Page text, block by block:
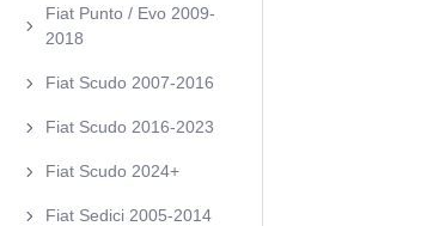
Fiat Punto / Evo 2009-
2018
Fiat Scudo 2007-2016
Fiat Scudo 2016-2023
Fiat Scudo 2024+
Fiat Sedici 2005-2014